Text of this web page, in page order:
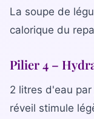
La soupe de
calorique du
Pilier 4 –
2 litres d'eau
réveil stimule